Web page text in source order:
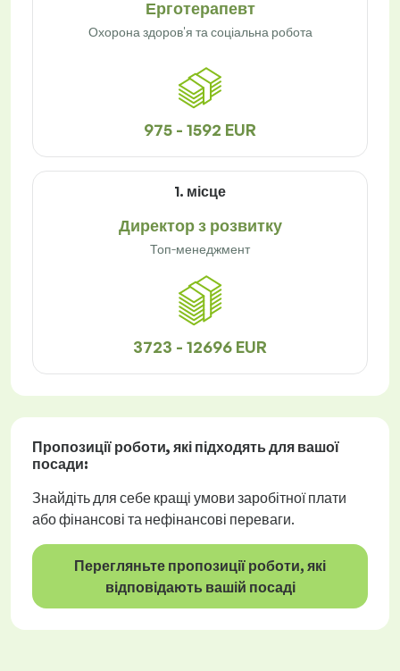
Ерготерапевт
Охорона здоров'я та соціальна робота
975 - 1592 EUR
1. місце
Директор з розвитку
Топ-менеджмент
3723 - 12696 EUR
Пропозиції роботи, які підходять для вашої
посади:
Знайдіть для себе кращі умови заробітної плати
або фінансові та нефінансові переваги.
Перегляньте пропозиції роботи, які
відповідають вашій посаді